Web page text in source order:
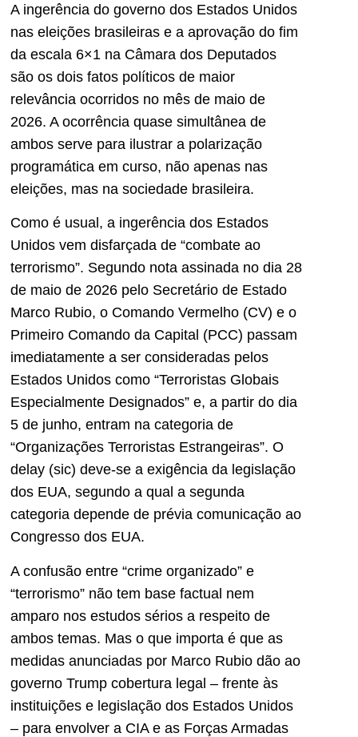
A ingerência do governo dos Estados Unidos
nas eleições brasileiras e a aprovação do fim
da escala 6×1 na Câmara dos Deputados
são os dois fatos políticos de maior
relevância ocorridos no mês de maio de
2026. A ocorrência quase simultânea de
ambos serve para ilustrar a polarização
programática em curso, não apenas nas
eleições, mas na sociedade brasileira.
Como é usual, a ingerência dos Estados
Unidos vem disfarçada de “combate ao
terrorismo”. Segundo nota assinada no dia 28
de maio de 2026 pelo Secretário de Estado
Marco Rubio, o Comando Vermelho (CV) e o
Primeiro Comando da Capital (PCC) passam
imediatamente a ser consideradas pelos
Estados Unidos como “Terroristas Globais
Especialmente Designados” e, a partir do dia
5 de junho, entram na categoria de
“Organizações Terroristas Estrangeiras”. O
delay (sic) deve-se a exigência da legislação
dos EUA, segundo a qual a segunda
categoria depende de prévia comunicação ao
Congresso dos EUA.
A confusão entre “crime organizado” e
“terrorismo” não tem base factual nem
amparo nos estudos sérios a respeito de
ambos temas. Mas o que importa é que as
medidas anunciadas por Marco Rubio dão ao
governo Trump cobertura legal – frente às
instituições e legislação dos Estados Unidos
– para envolver a CIA e as Forças Armadas